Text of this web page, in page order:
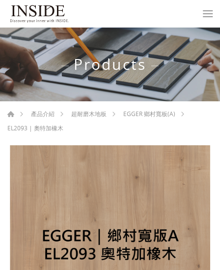
Products
產品介紹 超耐磨木地板
EGGER 鄉村寬板(A)
EL2093 | 奧特加橡木